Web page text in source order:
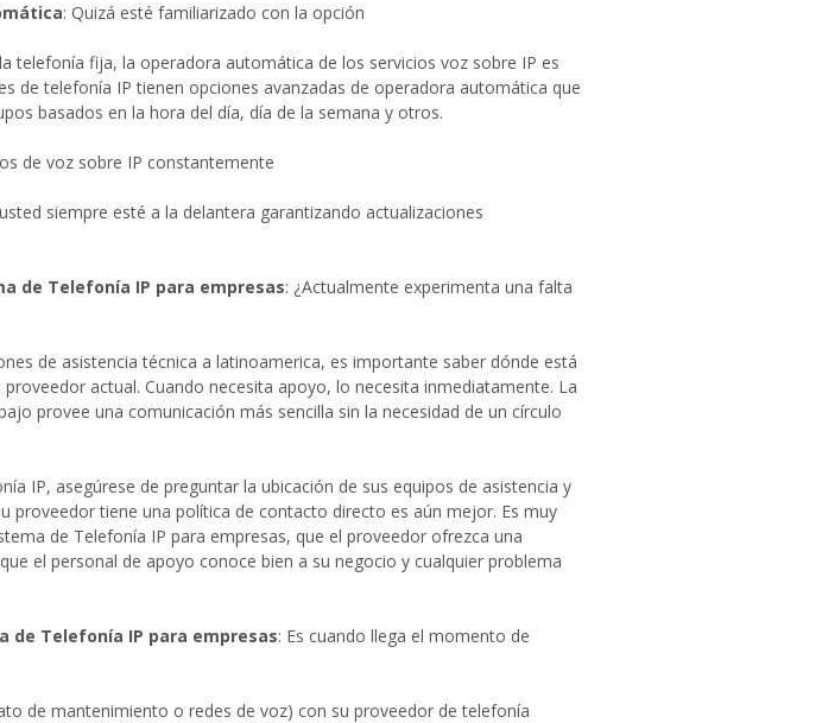
: Quizá esté familiarizado con la opción
telefonía fija, la operadora automática de los servicios voz sobre IP es
de telefonía IP tienen opciones avanzadas de operadora automática que
basados en la hora del día, día de la semana y otros.
de voz sobre IP constantemente
siempre esté a la delantera garantizando actualizaciones
de Telefonía IP para empresas: ¿Actualmente experimenta una falta
de asistencia técnica a latinoamerica, es importante saber dónde está
actual. Cuando necesita apoyo, lo necesita inmediatamente. La
provee una comunicación más sencilla sin la necesidad de un círculo
IP, asegúrese de preguntar la ubicación de sus equipos de asistencia y
proveedor tiene una política de contacto directo es aún mejor. Es muy
de Telefonía IP para empresas, que el proveedor ofrezca una
el personal de apoyo conoce bien a su negocio y cualquier problema
de Telefonía IP para empresas: Es cuando llega el momento de
de mantenimiento o redes de voz) con su proveedor de telefonía